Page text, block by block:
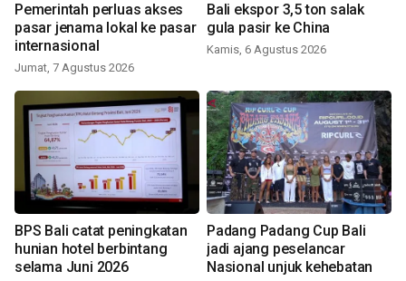
Pemerintah perluas akses
pasar jenama lokal ke pasar
internasional
Jumat, 7 Agustus 2026
Bali ekspor 3,5 ton salak
gula pasir ke China
Kamis, 6 Agustus 2026
BPS Bali catat peningkatan
hunian hotel berbintang
selama Juni 2026
Padang Padang Cup Bali
jadi ajang peselancar
Nasional unjuk kehebatan